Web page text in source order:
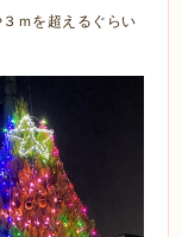
ｍを超えるぐらい